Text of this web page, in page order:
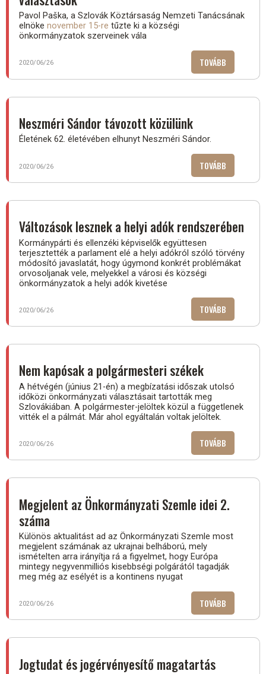
Pavol Paška, a Szlovák Köztársaság Nemzeti Tanácsának
elnöke november 15-re tűzte ki a községi
önkormányzatok szerveinek vála
2020/06/26 TOVÁBB
15-
LESZNEK
Neszméri Sándor távozott közülünk
Életének 62. életévében elhunyt Neszméri Sándor.
2020/06/26 TOVÁBB
SÁNDOR
KÖZÜLÜNK)
Változások lesznek a helyi adók rendszerében
Kormánypárti és ellenzéki képviselők együttesen
terjesztették a parlament elé a helyi adókról szóló törvény
módosító javaslatát, hogy úgymond konkrét problémákat
orvosoljanak vele, melyekkel a városi és községi
önkormányzatok a helyi adók kivetése
2020/06/26 TOVÁBB
LESZNEK
HELYI
Nem kapósak a polgármesteri székek
A hétvégén (június 21-én) a megbízatási időszak utolsó
időközi önkormányzati választásait tartották meg
Szlovákiában. A polgármester-jelöltek közül a függetlenek
vitték el a pálmát. Már ahol egyáltalán voltak jelöltek.
2020/06/26 TOVÁBB
KAPÓSAK
Megjelent az Önkormányzati Szemle idei 2.
száma
Különös aktualitást ad az Önkormányzati Szemle most
megjelent számának az ukrajnai belháború, mely
ismételten arra irányítja rá a figyelmet, hogy Európa
mintegy negyvenmilliós kisebbségi polgárától tagadják
meg még az esélyét is a kontinens nyugat
2020/06/26 TOVÁBB
AZ
SZEMLE
Jogtudat és jogérvényesítő magatartás